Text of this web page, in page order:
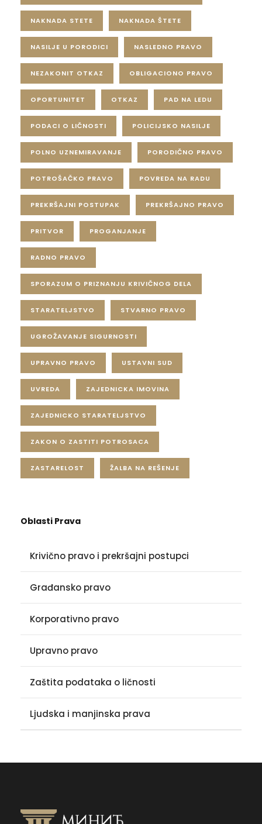
NAKNADA STETE NAKNADA ŠTETE
NASILJE U PORODICI NASLEDNO PRAVO
NEZAKONIT OTKAZ OBLIGACIONO PRAVO
OPORTUNITET OTKAZ PAD NA LEDU
PODACI O LIČNOSTI POLICIJSKO NASILJE
POLNO UZNEMIRAVANJE PORODIČNO PRAVO
POTROŠAČKO PRAVO POVREDA NA RADU
PREKRŠAJNI POSTUPAK PREKRŠAJNO PRAVO
PRITVOR PROGANJANJE
RADNO PRAVO
SPORAZUM O PRIZNANJU KRIVIČNOG DELA
STARATELJSTVO STVARNO PRAVO
UGROŽAVANJE SIGURNOSTI
UPRAVNO PRAVO USTAVNI SUD
UVREDA ZAJEDNICKA IMOVINA
ZAJEDNICKO STARATELJSTVO
ZAKON O ZASTITI POTROSACA
ZASTARELOST ŽALBA NA REŠENJE
Oblasti Prava
Krivično pravo i prekršajni postupci
Građansko pravo
Korporativno pravo
Upravno pravo
Zaštita podataka o ličnosti
Ljudska i manjinska prava